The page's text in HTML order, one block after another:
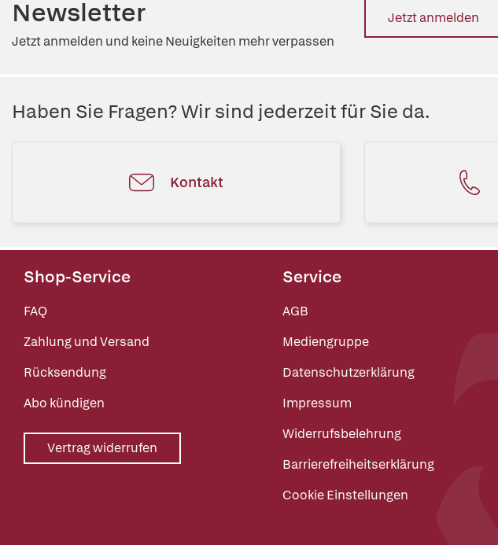
Newsletter
Jetzt anmelden und keine Neuigkeiten mehr verpassen
Jetzt anmelden
Haben Sie Fragen? Wir sind jederzeit für Sie da.
Kontakt
Shop-Service
FAQ
Zahlung und Versand
Rücksendung
Abo kündigen
Vertrag widerrufen
Service
AGB
Mediengruppe
Datenschutzerklärung
Impressum
Widerrufsbelehrung
Barrierefreiheitserklärung
Cookie Einstellungen